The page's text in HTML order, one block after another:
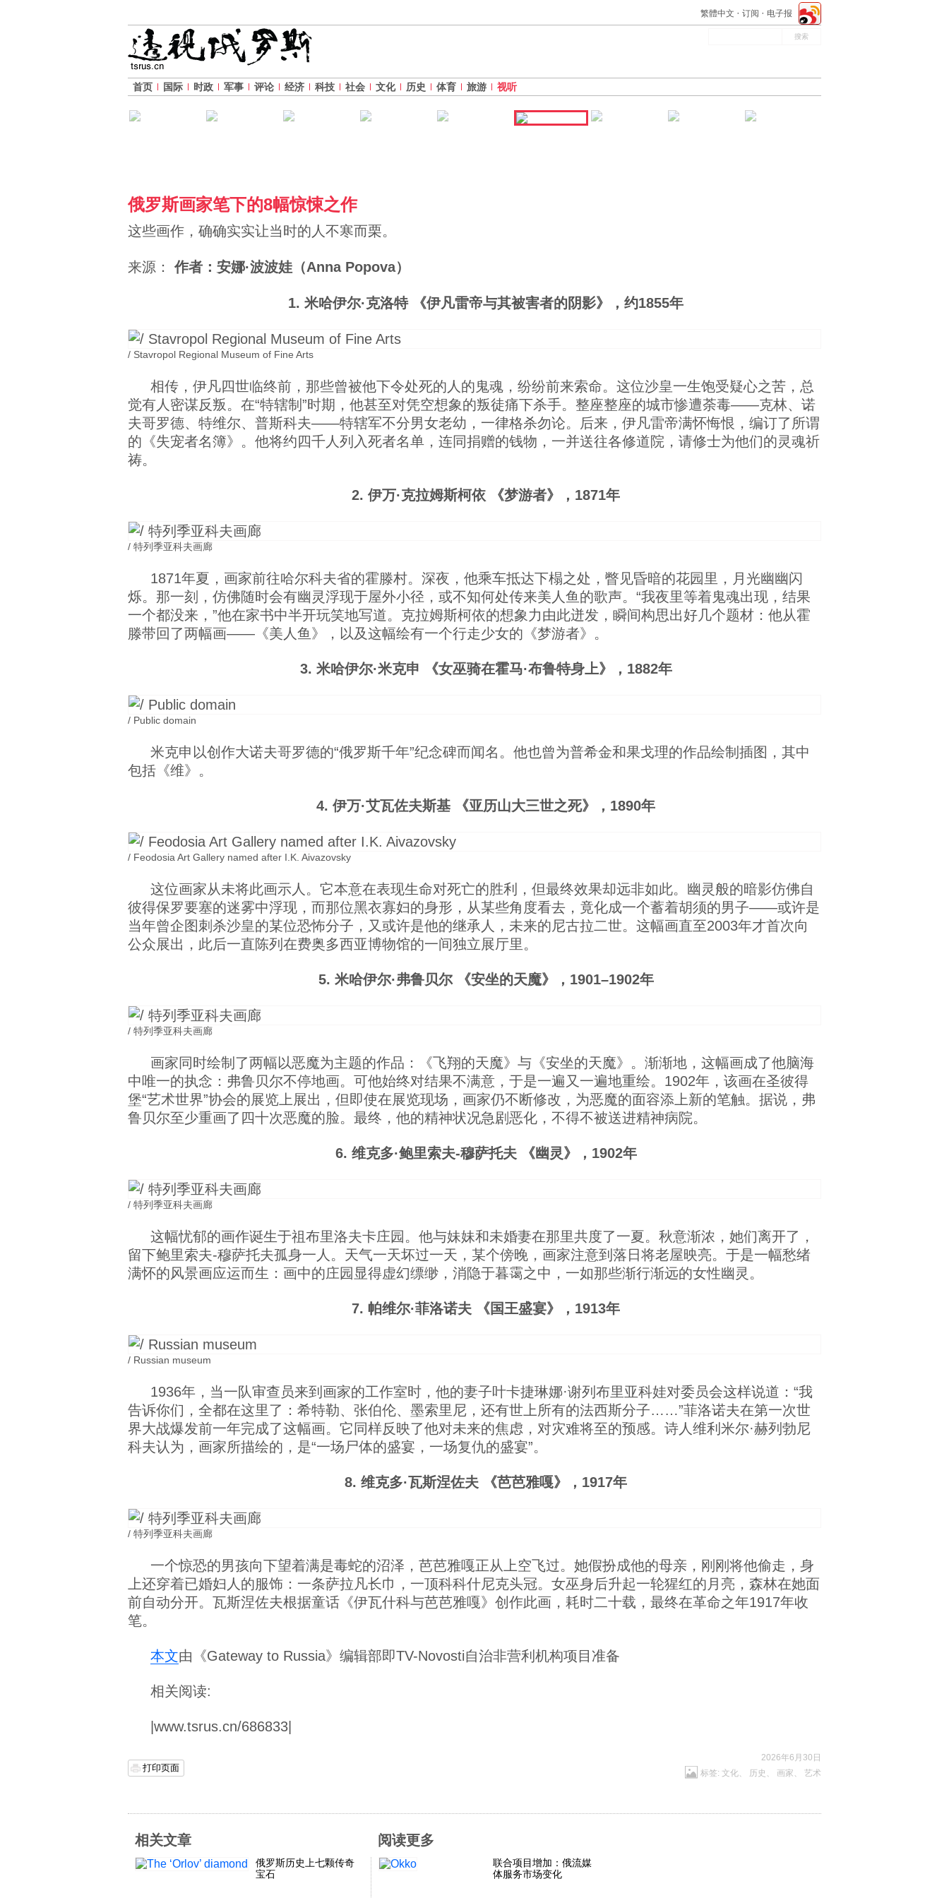
繁體中文 订阅 电子报
首页 国际 时政 军事 评论 经济 科技 社会 文化 历史 体育 旅游 视听
俄罗斯画家笔下的8幅惊悚之作
这些画作，确确实实让当时的人不寒而栗。
来源： 作者：安娜·波波娃（Anna Popova）
1. 米哈伊尔·克洛特 《伊凡雷帝与其被害者的阴影》，约1855年
/ Stavropol Regional Museum of Fine Arts
相传，伊凡四世临终前，那些曾被他下令处死的人的鬼魂，纷纷前来索命。这位沙皇一生饱受疑心之苦，总
觉有人密谋反叛。在“特辖制”时期，他甚至对凭空想象的叛徒痛下杀手。整座整座的城市惨遭荼毒——克林、诺
夫哥罗德、特维尔、普斯科夫——特辖军不分男女老幼，一律格杀勿论。后来，伊凡雷帝满怀悔恨，编订了所谓
的《失宠者名簿》。他将约四千人列入死者名单，连同捐赠的钱物，一并送往各修道院，请修士为他们的灵魂祈
祷。
2. 伊万·克拉姆斯柯依 《梦游者》，1871年
/ 特列季亚科夫画廊
1871年夏，画家前往哈尔科夫省的霍滕村。深夜，他乘车抵达下榻之处，瞥见昏暗的花园里，月光幽幽闪
烁。那一刻，仿佛随时会有幽灵浮现于屋外小径，或不知何处传来美人鱼的歌声。“我夜里等着鬼魂出现，结果
一个都没来，”他在家书中半开玩笑地写道。克拉姆斯柯依的想象力由此迸发，瞬间构思出好几个题材：他从霍
滕带回了两幅画——《美人鱼》，以及这幅绘有一个行走少女的《梦游者》。
3. 米哈伊尔·米克申 《女巫骑在霍马·布鲁特身上》，1882年
/ Public domain
米克申以创作大诺夫哥罗德的“俄罗斯千年”纪念碑而闻名。他也曾为普希金和果戈理的作品绘制插图，其中
包括《维》。
4. 伊万·艾瓦佐夫斯基 《亚历山大三世之死》，1890年
/ Feodosia Art Gallery named after I.K. Aivazovsky
这位画家从未将此画示人。它本意在表现生命对死亡的胜利，但最终效果却远非如此。幽灵般的暗影仿佛自
彼得保罗要塞的迷雾中浮现，而那位黑衣寡妇的身形，从某些角度看去，竟化成一个蓄着胡须的男子——或许是
当年曾企图刺杀沙皇的某位恐怖分子，又或许是他的继承人，未来的尼古拉二世。这幅画直至2003年才首次向
公众展出，此后一直陈列在费奥多西亚博物馆的一间独立展厅里。
5. 米哈伊尔·弗鲁贝尔 《安坐的天魔》，1901–1902年
/ 特列季亚科夫画廊
画家同时绘制了两幅以恶魔为主题的作品：《飞翔的天魔》与《安坐的天魔》。渐渐地，这幅画成了他脑海
中唯一的执念：弗鲁贝尔不停地画。可他始终对结果不满意，于是一遍又一遍地重绘。1902年，该画在圣彼得
堡“艺术世界”协会的展览上展出，但即使在展览现场，画家仍不断修改，为恶魔的面容添上新的笔触。据说，弗
鲁贝尔至少重画了四十次恶魔的脸。最终，他的精神状况急剧恶化，不得不被送进精神病院。
6. 维克多·鲍里索夫-穆萨托夫 《幽灵》，1902年
/ 特列季亚科夫画廊
这幅忧郁的画作诞生于祖布里洛夫卡庄园。他与妹妹和未婚妻在那里共度了一夏。秋意渐浓，她们离开了，
留下鲍里索夫-穆萨托夫孤身一人。天气一天坏过一天，某个傍晚，画家注意到落日将老屋映亮。于是一幅愁绪
满怀的风景画应运而生：画中的庄园显得虚幻缥缈，消隐于暮霭之中，一如那些渐行渐远的女性幽灵。
7. 帕维尔·菲洛诺夫 《国王盛宴》，1913年
/ Russian museum
1936年，当一队审查员来到画家的工作室时，他的妻子叶卡捷琳娜·谢列布里亚科娃对委员会这样说道：“我
告诉你们，全都在这里了：希特勒、张伯伦、墨索里尼，还有世上所有的法西斯分子……”菲洛诺夫在第一次世
界大战爆发前一年完成了这幅画。它同样反映了他对未来的焦虑，对灾难将至的预感。诗人维利米尔·赫列勃尼
科夫认为，画家所描绘的，是“一场尸体的盛宴，一场复仇的盛宴”。
8. 维克多·瓦斯涅佐夫 《芭芭雅嘎》，1917年
/ 特列季亚科夫画廊
一个惊恐的男孩向下望着满是毒蛇的沼泽，芭芭雅嘎正从上空飞过。她假扮成他的母亲，刚刚将他偷走，身
上还穿着已婚妇人的服饰：一条萨拉凡长巾，一顶科科什尼克头冠。女巫身后升起一轮猩红的月亮，森林在她面
前自动分开。瓦斯涅佐夫根据童话《伊瓦什科与芭芭雅嘎》创作此画，耗时二十载，最终在革命之年1917年收
笔。
本文由《Gateway to Russia》编辑部即TV-Novosti自治非营利机构项目准备
相关阅读:
|www.tsrus.cn/686833|
打印页面
2026年6月30日
标签: 文化、 历史 、 画家 、 艺术
相关文章
俄罗斯历史上七颗传奇
宝石
阅读更多
联合项目增加：俄流媒
体服务市场变化